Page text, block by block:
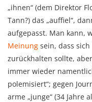
„ihnen“ (dem Direktor
Tann?) das „auffiel“,
aufgepasst. Man kann,
Meinung sein, dass
zurückhalten sollte,
immer wieder
polemisiert“; gegen
arme „junge“ (34 Jahre